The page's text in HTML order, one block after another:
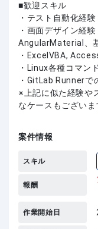
歓迎スキル
・テスト自動化経験
・画面デザイン経
AngularMaterial、
・ExcelVBA,
・Linux各種コマンド
・GitLab Runnerで
上記に似た経験
なケースもござい
案件情報
スキル
報酬
作業開始日